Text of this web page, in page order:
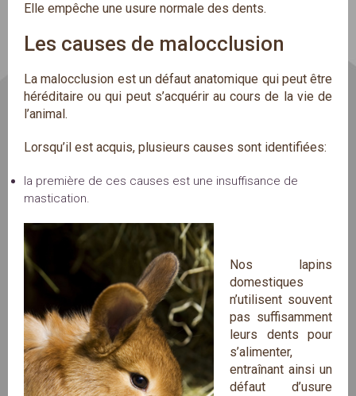
Elle empêche une usure normale des dents.
Les causes de malocclusion
La malocclusion est un défaut anatomique qui peut être
héréditaire ou qui peut s’acquérir au cours de la vie de
l’animal.
Lorsqu’il est acquis, plusieurs causes sont identifiées:
la première de ces causes est une insuffisance de
mastication.
Nos lapins
domestiques
n’utilisent souvent
pas suffisamment
leurs dents pour
s’alimenter,
entraînant ainsi un
défaut d’usure